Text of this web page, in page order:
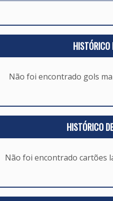
HISTÓRICO
Não foi encontrado gols
HISTÓRICO
Não foi encontrado cartões